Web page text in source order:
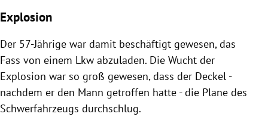
Explosion
Der 57-Jährige war damit beschäftigt gewesen, das
Fass von einem Lkw abzuladen. Die Wucht der
Explosion war so groß gewesen, dass der Deckel -
nachdem er den Mann getroffen hatte - die Plane des
Schwerfahrzeugs durchschlug.